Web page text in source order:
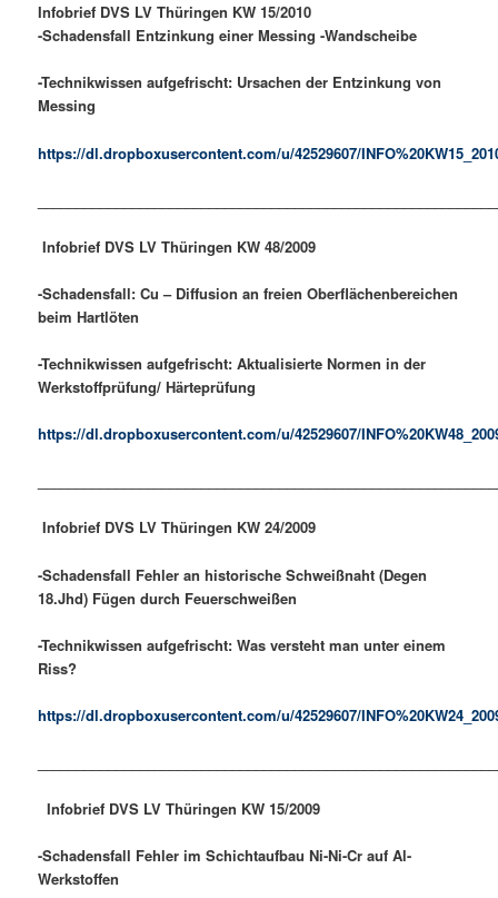
Infobrief DVS LV Thüringen KW 15/2010
-Schadensfall Entzinkung einer Messing -Wandscheibe
-Technikwissen aufgefrischt: Ursachen der Entzinkung von
Messing
https://dl.dropboxusercontent.com/u/42529607/
Infobrief DVS LV Thüringen KW48/2009
-Schadensfall: Cu – Diffusion an freien Oberflächenbereichen
beim Hartlöten
-Technikwissen aufgefrischt: Aktualisierte Normen in der
Werkstoffprüfung/ Härteprüfung
https://dl.dropboxusercontent.com/u/42529607/
Infobrief DVS LV Thüringen KW24/2009
-Schadensfall Fehler an historische Schweißnaht (Degen
18.Jhd) Fügen durch Feuerschweißen
-Technikwissen aufgefrischt: Was versteht man unter einem
Riss?
https://dl.dropboxusercontent.com/u/42529607/
Infobrief DVS LV Thüringen KW 15/2009
-Schadensfall Fehler im Schichtaufbau Ni-Ni-Cr auf Al-
Werkstoffen